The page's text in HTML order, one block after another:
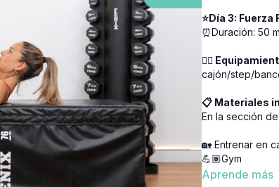
⭐Día 3:
⏰Duración: 50
👉🏼
cajón/step/
📋 Materiales
En la sección
🏡 Entrenar en
💪🏽Gym
🏃🏽‍♀️Running
Aprende más